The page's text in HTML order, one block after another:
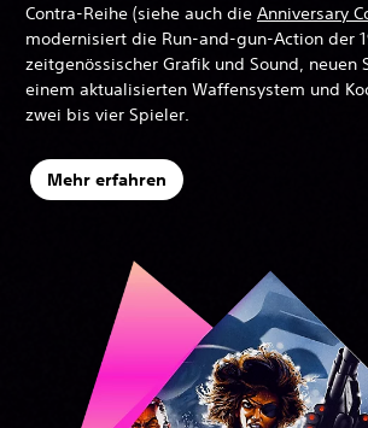
Contra-Reihe (siehe auch die Anniversary
modernisiert die Run-and-gun-Action der
zeitgenössischer Grafik und Sound, neuen
einem aktualisierten Waffensystem und
zwei bis vier Spieler.
Mehr erfahren